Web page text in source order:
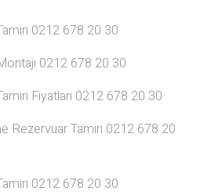
0212 678 20 30
0212 678 20 30
Fiyatları 0212 678 20 30
Rezervuar Tamiri 0212 678 20
0212 678 20 30